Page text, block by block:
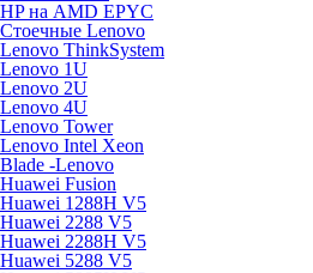
HP на AMD EPYC
Стоечные Lenovo
Lenovo ThinkSystem
Lenovo 1U
Lenovo 2U
Lenovo 4U
Lenovo Tower
Lenovo Intel Xeon
Blade -Lenovo
Huawei Fusion
Huawei 1288H V5
Huawei 2288 V5
Huawei 2288H V5
Huawei 5288 V5